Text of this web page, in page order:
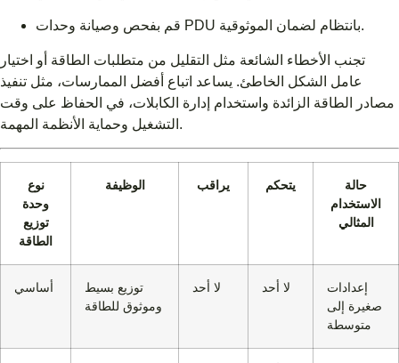
قم بفحص وصيانة وحدات PDU بانتظام لضمان الموثوقية.
تجنب الأخطاء الشائعة مثل التقليل من متطلبات الطاقة أو اختيار
عامل الشكل الخاطئ. يساعد اتباع أفضل الممارسات، مثل تنفيذ
مصادر الطاقة الزائدة واستخدام إدارة الكابلات، في الحفاظ على وقت
التشغيل وحماية الأنظمة المهمة.
نوع
وحدة
توزيع
الطاقة
الوظيفة يراقب يتحكم
حالة
الاستخدام
المثالي
أساسي
توزيع بسيط
وموثوق للطاقة
لا أحد لا أحد
إعدادات
صغيرة إلى
متوسطة